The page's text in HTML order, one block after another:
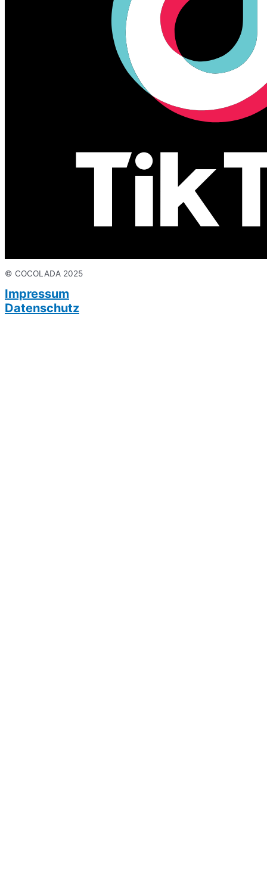
© COCOLADA 2025
Impressum
Datenschutz